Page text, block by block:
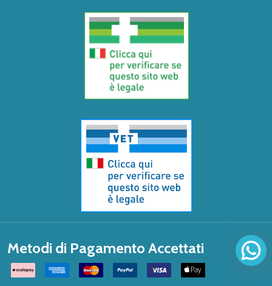
Metodi di Pagamento Accettati